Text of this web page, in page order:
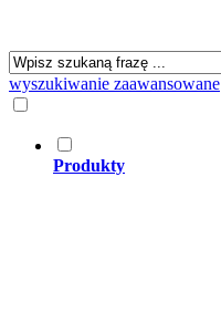
wyszukiwanie zaawansowane
Produkty